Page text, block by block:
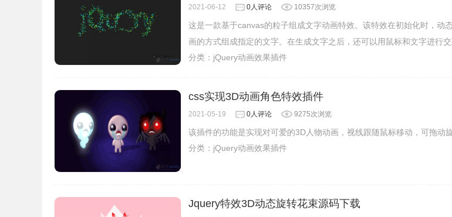
2021-06-12 0人评论 10357次浏览
这是一款基于canvas的粒子组成文字动画特效。该特效在初始化时，动
画的方式组成指定的文字。在生成文字之后，还可以用鼠标和文字进行交
分类： jQuery动画效果插件
css实现3D动画角色特效插件
2021-05-19 0人评论 9275次浏览
该插件的功能是实现对可爱的3D人物动画，视线跟随鼠标移动，可拖动旋
分类： jQuery动画效果插件
Jquery特效3D动态旋转花束源码下载